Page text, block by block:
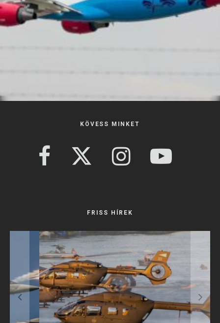
KÖVESS MINKET
FRISS HÍREK